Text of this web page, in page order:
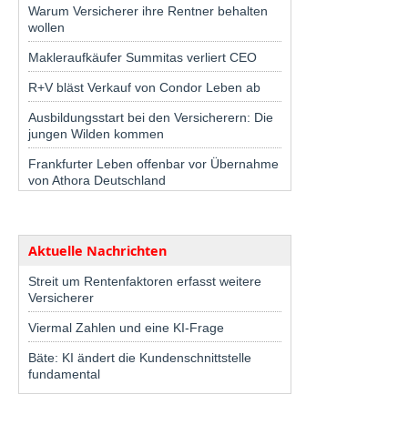
Warum Versicherer ihre Rentner behalten
wollen
Makleraufkäufer Summitas verliert CEO
R+V bläst Verkauf von Condor Leben ab
Ausbildungsstart bei den Versicherern: Die
jungen Wilden kommen
Frankfurter Leben offenbar vor Übernahme
von Athora Deutschland
Aktuelle Nachrichten
Streit um Rentenfaktoren erfasst weitere
Versicherer
Viermal Zahlen und eine KI-Frage
Bäte: KI ändert die Kundenschnittstelle
fundamental